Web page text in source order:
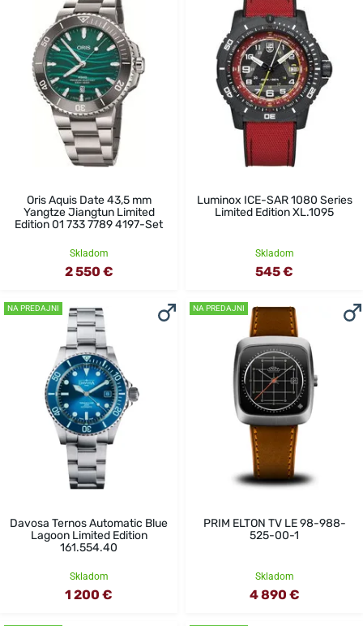
Oris Aquis Date 43,5 mm
Yangtze Jiangtun Limited
Edition 01 733 7789 4197-Set
Skladom
2 550 €
Luminox ICE-SAR 1080 Series
Limited Edition XL.1095
Skladom
545 €
NA PREDAJNI
Davosa Ternos Automatic Blue
Lagoon Limited Edition
161.554.40
Skladom
1 200 €
NA PREDAJNI
PRIM ELTON TV LE 98-988-
525-00-1
Skladom
4 890 €